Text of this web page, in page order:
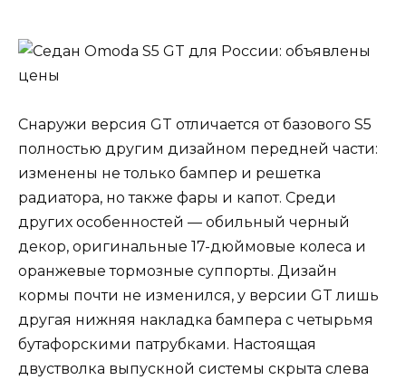
Снаружи версия GT отличается от базового S5
полностью другим дизайном передней части:
изменены не только бампер и решетка
радиатора, но также фары и капот. Среди
других особенностей — обильный черный
декор, оригинальные 17-дюймовые колеса и
оранжевые тормозные суппорты. Дизайн
кормы почти не изменился, у версии GT лишь
другая нижняя накладка бампера с четырьмя
бутафорскими патрубками. Настоящая
двустволка выпускной системы скрыта слева